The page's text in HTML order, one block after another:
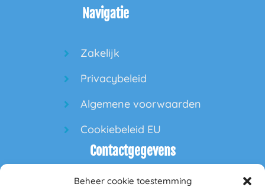
Beheer cookie toestemming
Navigatie
Zakelijk
Privacybeleid
Algemene voorwaarden
Cookiebeleid EU
Contactgegevens